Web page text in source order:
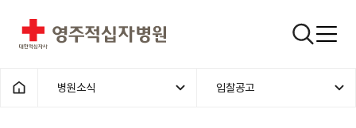
영주적십자병원 검색창
홈으로
병원소식 입찰공고